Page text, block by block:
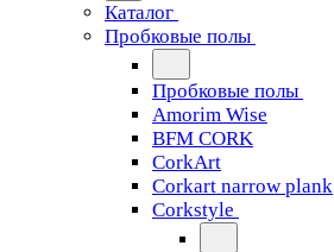
Каталог
Пробковые полы
Пробковые полы
Amorim Wise
BFM CORK
CorkArt
Corkart narrow plank
Corkstyle